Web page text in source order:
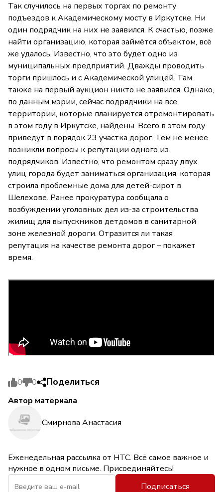
Так случилось на первых торгах по ремонту
подъездов к Академическому мосту в Иркутске. Ни
один подрядчик на них не заявился. К счастью, позже
найти организацию, которая займётся объектом, всё
же удалось. Известно, что это будет одно из
муниципальных предприятий. Дважды проводить
торги пришлось и с Академической улицей. Там
также на первый аукцион никто не заявился. Однако,
по данным мэрии, сейчас подрядчики на все
территории, которые планируется отремонтировать
в этом году в Иркутске, найдены. Всего в этом году
приведут в порядок 23 участка дорог. Тем не менее
возникли вопросы к репутации одного из
подрядчиков. Известно, что ремонтом сразу двух
улиц города будет заниматься организация, которая
строила проблемные дома для детей-сирот в
Шелехове. Ранее прокуратура сообщала о
возбуждении уголовных дел из-за строительства
жилищ для выпускников детдомов в санитарной
зоне железной дороги. Отразится ли такая
репутация на качестве ремонта дорог – покажет
время.
0 0 Поделиться
Автор материала
Смирнова Анастасия
Еженедельная рассылка от НТС. Всё самое важное и
нужное в одном письме. Присоединяйтесь!
Подписаться